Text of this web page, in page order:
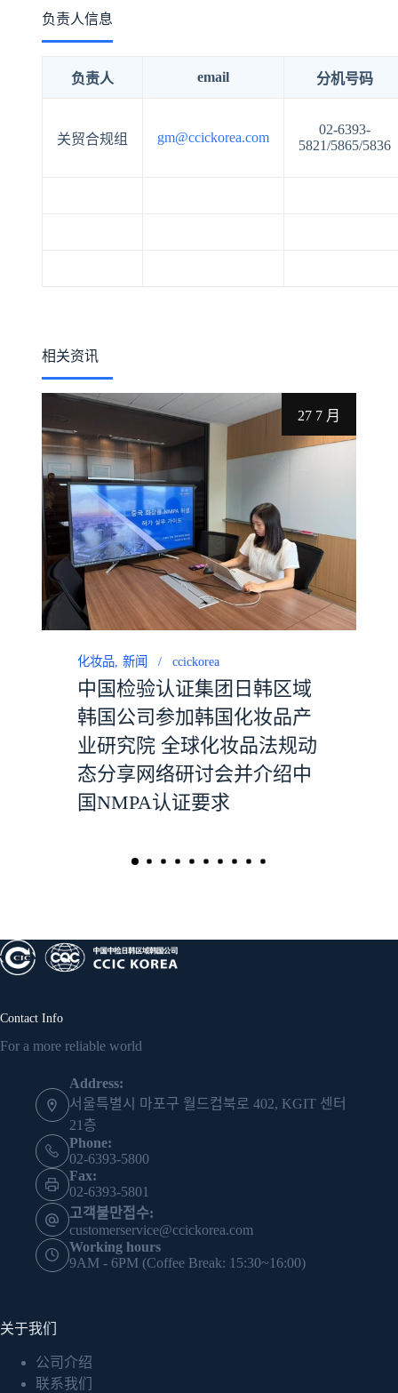
负责人信息
负责人 email 分机号码
关贸合规组 gm@ccickorea.com
02-6393-
5821/5865/5836
相关资讯
27 7 月
化妆品 新闻 ccickorea
中国检验认证集团日韩区域
韩国公司参加韩国化妆品产
业研究院 全球化妆品法规动
态分享网络研讨会并介绍中
国NMPA认证要求
Contact Info
For a more reliable world
Address:
서울특별시 마포구 월드컵북로 402, KGIT 센터
21층
Phone:
02-6393-5800
Fax:
02-6393-5801
고객불만접수:
customerservice@ccickorea.com
Working hours
9AM - 6PM (Coffee Break: 15:30~16:00)
关于我们
公司介绍
联系我们